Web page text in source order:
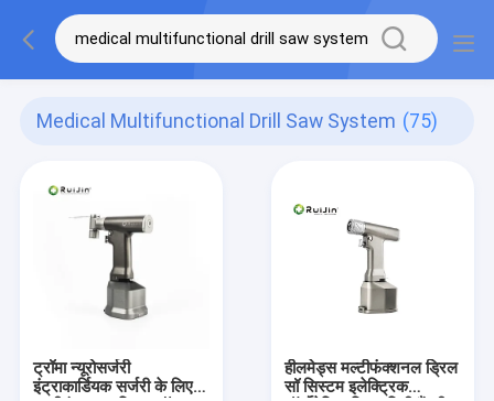
Medical Multifunctional Drill Saw System (75)
ट्रॉमा न्यूरोसर्जरी
इंट्राकार्डियक सर्जरी के लिए
हीलमेड्स मल्टीफंक्शनल ड्रिल
सॉ सिस्टम इलेक्ट्रिक